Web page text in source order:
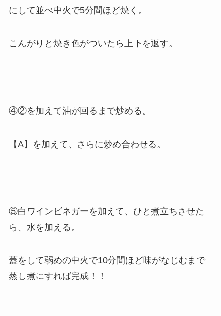
にして並べ中火で5分間ほど焼く。
こんがりと焼き色がついたら上下を返す。
④②を加えて油が回るまで炒める。
【A】を加えて、さらに炒め合わせる。
⑤白ワインビネガーを加えて、ひと煮立ちさせた
ら、水を加える。
蓋をして弱めの中火で10分間ほど味がなじむまで
蒸し煮にすれば完成！！